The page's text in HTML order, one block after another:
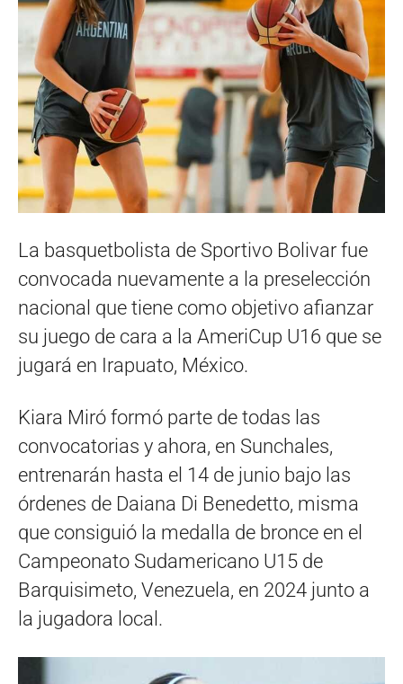
La basquetbolista de Sportivo Bolivar fue
convocada nuevamente a la preselección
nacional que tiene como objetivo afianzar
su juego de cara a la AmeriCup U16 que se
jugará en Irapuato, México.
Kiara Miró formó parte de todas las
convocatorias y ahora, en Sunchales,
entrenarán hasta el 14 de junio bajo las
órdenes de Daiana Di Benedetto, misma
que consiguió la medalla de bronce en el
Campeonato Sudamericano U15 de
Barquisimeto, Venezuela, en 2024 junto a
la jugadora local.